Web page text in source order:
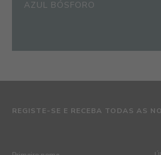
AZUL BÓSFORO
REGISTE-SE E RECEBA TODAS AS